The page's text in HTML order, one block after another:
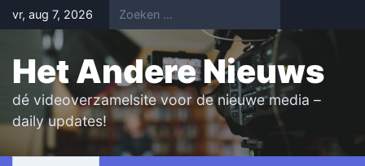
Skip
to
content
vr, aug 7, 2026
Het Andere Nieuws
dé videoverzamelsite voor de nieuwe media –
daily updates!